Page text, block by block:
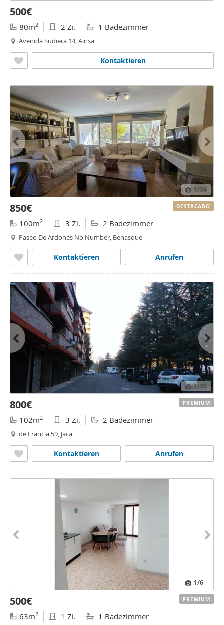
500€
80m2 2 Zi. 1 Badezimmer
Avenida Sudiera 14, Ainsa
Kontaktieren
1/34
850€
100m2 3 Zi. 2 Badezimmer
Paseo De Ardonés No Number, Benasque
Anrufen
Kontaktieren
DESTACADO
1/30
800€
102m2 3 Zi. 2 Badezimmer
de Francia 59, Jaca
Anrufen
Kontaktieren
PREMIUM
1/6
500€
63m2 1 Zi. 1 Badezimmer
PREMIUM